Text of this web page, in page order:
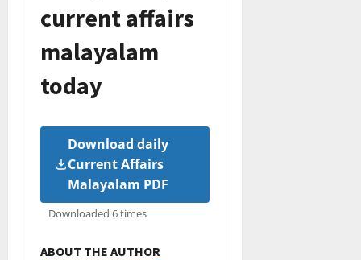
current affairs
malayalam
today
Download daily
Current Affairs
Malayalam PDF
Downloaded 6 times
ABOUT THE AUTHOR